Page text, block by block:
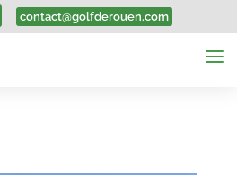
contact@golfderouen.com